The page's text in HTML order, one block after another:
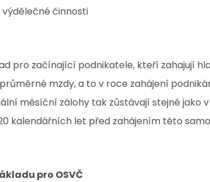
činnosti
pro začínající podnikatele, kteří zahajují
mzdy, a to v roce zahájení
měsíční zálohy tak zůstávají stejné jako
kalendářních let před zahájením této
pro OSVČ